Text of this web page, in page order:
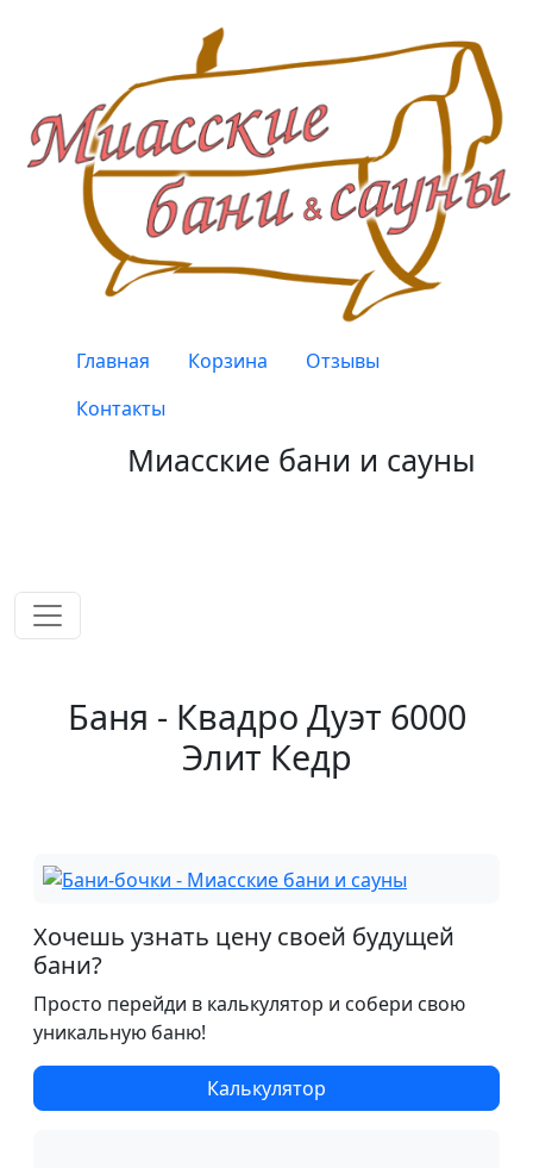
Верхнее меню
Главная Корзина
Отзывы
Контакты
Миасские бани и сауны
Баня - Квадро Дуэт 6000
Элит Кедр
Хочешь узнать цену своей будущей
бани?
Просто перейди в калькулятор и собери свою
уникальную баню!
Калькулятор